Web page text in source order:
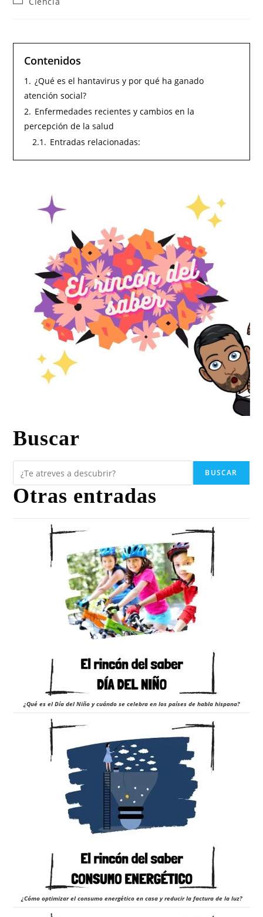
Contenidos
1. ¿Qué es el hantavirus y por qué ha ganado
atención social?
2. Enfermedades recientes y cambios en la
percepción de la salud
2.1. Entradas relacionadas:
Buscar
BUSCAR
Otras entradas
¿Qué es el Día del Niño y cuándo se celebra en los países de habla hispana?
¿Cómo optimizar el consumo energético en casa y reducir la factura de la luz?